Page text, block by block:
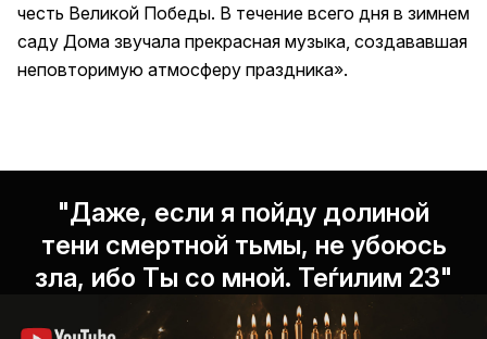
честь Великой Победы. В течение всего дня в зимнем
саду Дома звучала прекрасная музыка, создававшая
неповторимую атмосферу праздника».
"Даже, если я пойду долиной
тени смертной тьмы, не убоюсь
зла, ибо Ты со мной. Теѓилим 23"